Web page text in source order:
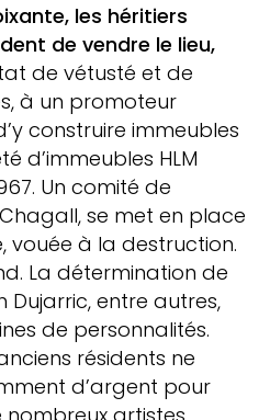
les héritiers
de vendre le lieu,
de vétusté et de
à un promoteur
construire immeubles
d’immeubles HLM
Un comité de
se met en place
vouée à la destruction.
La détermination de
Dujarric, entre autres,
de personnalités.
résidents ne
d’argent pour